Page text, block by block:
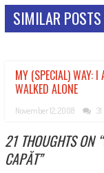
SIMILAR POSTS
MY (SPECIAL) WAY: I
WALKED ALONE
November 12, 2008 31
21 THOUGHTS ON “
CAPĂT”